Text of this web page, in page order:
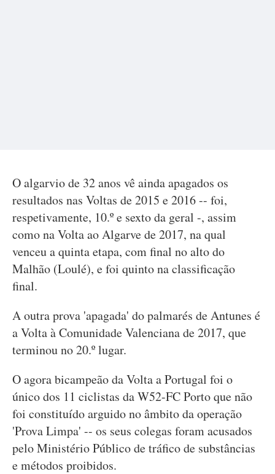
O algarvio de 32 anos vê ainda apagados os
resultados nas Voltas de 2015 e 2016 -- foi,
respetivamente, 10.º e sexto da geral -, assim
como na Volta ao Algarve de 2017, na qual
venceu a quinta etapa, com final no alto do
Malhão (Loulé), e foi quinto na classificação
final.
A outra prova 'apagada' do palmarés de Antunes é
a Volta à Comunidade Valenciana de 2017, que
terminou no 20.º lugar.
O agora bicampeão da Volta a Portugal foi o
único dos 11 ciclistas da W52-FC Porto que não
foi constituído arguido no âmbito da operação
'Prova Limpa' -- os seus colegas foram acusados
pelo Ministério Público de tráfico de substâncias
e métodos proibidos.